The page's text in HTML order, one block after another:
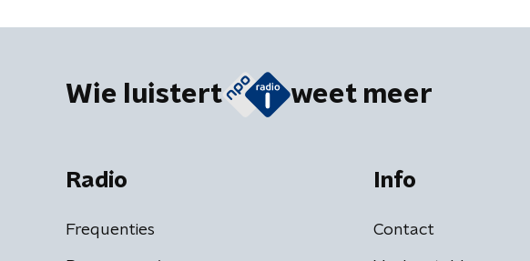
Wie luistert weet meer
Radio
Frequenties
Info
Contact